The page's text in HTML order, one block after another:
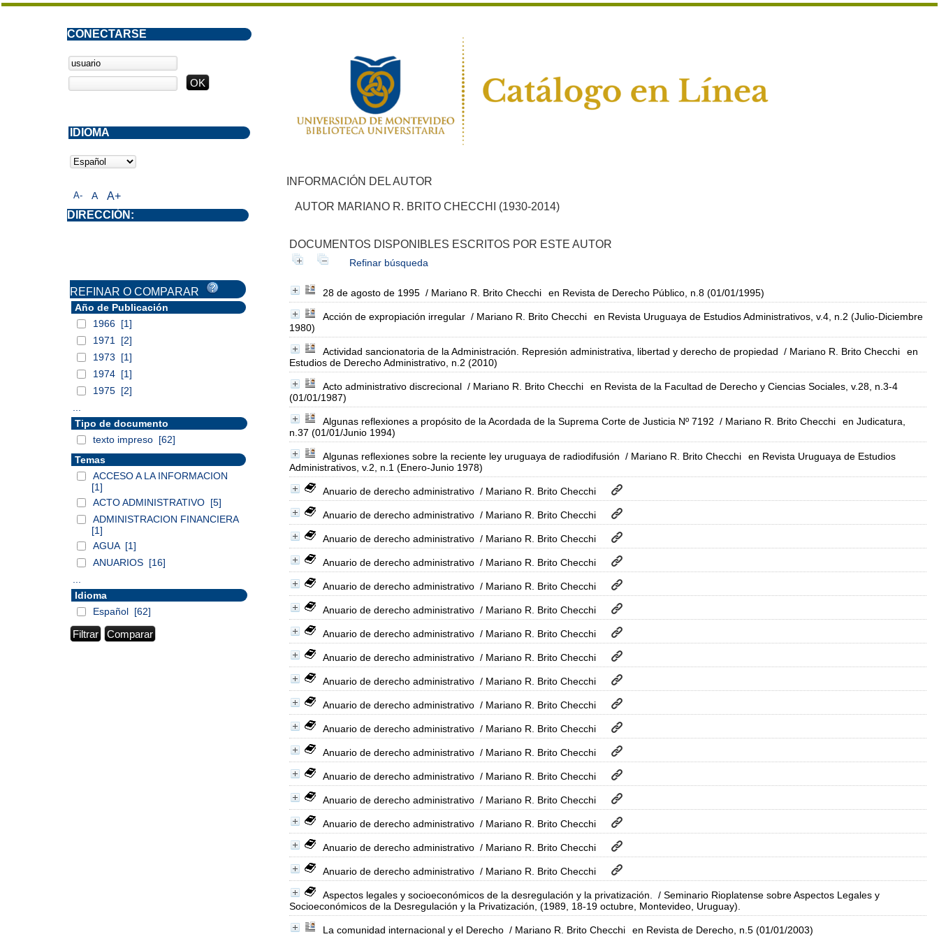
INFORMACIÓN DEL AUTOR
AUTOR MARIANO R. BRITO CHECCHI (1930-2014)
DOCUMENTOS DISPONIBLES ESCRITOS POR ESTE AUTOR
Refinar búsqueda
28 de agosto de 1995 / Mariano R. Brito Checchi en Revista de Derecho Público, n.8 (01/01/1995)
Acción de expropiación irregular / Mariano R. Brito Checchi
en Revista Uruguaya de Estudios Administrativos, v.4, n.2 (Julio-Diciembre
1980)
Actividad sancionatoria de la Administración. Represión administrativa, libertad y derecho de propiedad / Mariano R. Brito Checchi
en
Estudios de Derecho Administrativo, n.2 (2010)
Acto administrativo discrecional / Mariano R. Brito Checchi
en Revista de la Facultad de Derecho y Ciencias Sociales, v.28, n.3-4
(01/01/1987)
Algunas reflexiones a propósito de la Acordada de la Suprema Corte de Justicia Nº 7192 / Mariano R. Brito Checchi
en Judicatura,
n.37 (01/01/Junio 1994)
Algunas reflexiones sobre la reciente ley uruguaya de radiodifusión / Mariano R. Brito Checchi
en Revista Uruguaya de Estudios
Administrativos, v.2, n.1 (Enero-Junio 1978)
Anuario de derecho administrativo / Mariano R. Brito Checchi
Anuario de derecho administrativo / Mariano R. Brito Checchi
Anuario de derecho administrativo / Mariano R. Brito Checchi
Anuario de derecho administrativo / Mariano R. Brito Checchi
Anuario de derecho administrativo / Mariano R. Brito Checchi
Anuario de derecho administrativo / Mariano R. Brito Checchi
Anuario de derecho administrativo / Mariano R. Brito Checchi
Anuario de derecho administrativo / Mariano R. Brito Checchi
Anuario de derecho administrativo / Mariano R. Brito Checchi
Anuario de derecho administrativo / Mariano R. Brito Checchi
Anuario de derecho administrativo / Mariano R. Brito Checchi
Anuario de derecho administrativo / Mariano R. Brito Checchi
Anuario de derecho administrativo / Mariano R. Brito Checchi
Anuario de derecho administrativo / Mariano R. Brito Checchi
Anuario de derecho administrativo / Mariano R. Brito Checchi
Anuario de derecho administrativo / Mariano R. Brito Checchi
Anuario de derecho administrativo / Mariano R. Brito Checchi
Aspectos legales y socioeconómicos de la desregulación y la privatización.
/ Seminario Rioplatense sobre Aspectos Legales y
Socioeconómicos de la Desregulación y la Privatización, (1989, 18-19 octubre, Montevideo, Uruguay).
La comunidad internacional y el Derecho / Mariano R. Brito Checchi en Revista de Derecho, n.5 (01/01/2003)
A- A A+
CONECTARSE
DIRECCIÓN:
IDIOMA
REFINAR O COMPARAR
Año de Publicación
1966 [1]
1971
[2]
1973
[1]
1974 [1]
1975 [2]
Tipo de documento
texto impreso [62]
Temas
ACCESO A LA INFORMACION
[1]
ACTO ADMINISTRATIVO [5]
ADMINISTRACION FINANCIERA
[1]
AGUA [1]
ANUARIOS [16]
Idioma
Español [62]